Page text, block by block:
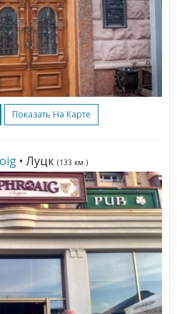
Показать На Карте
• Луцк (133 км.)